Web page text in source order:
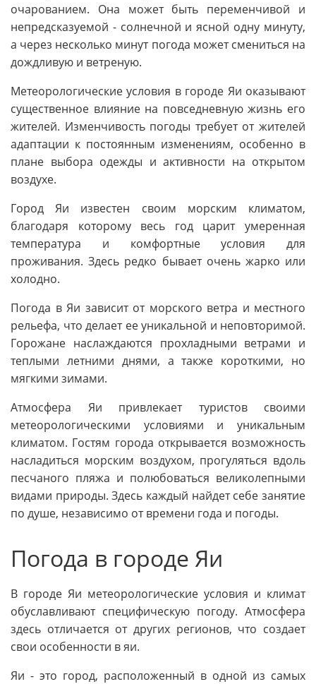
очарованием. Она может быть переменчивой и
непредсказуемой - солнечной и ясной одну минуту,
а через несколько минут погода может смениться на
дождливую и ветреную.
Метеорологические условия в городе Яи оказывают
существенное влияние на повседневную жизнь его
жителей. Изменчивость погоды требует от жителей
адаптации к постоянным изменениям, особенно в
плане выбора одежды и активности на открытом
воздухе.
Город Яи известен своим морским климатом,
благодаря которому весь год царит умеренная
температура и комфортные условия для
проживания. Здесь редко бывает очень жарко или
холодно.
Погода в Яи зависит от морского ветра и местного
рельефа, что делает ее уникальной и неповторимой.
Горожане наслаждаются прохладными ветрами и
теплыми летними днями, а также короткими, но
мягкими зимами.
Атмосфера Яи привлекает туристов своими
метеорологическими условиями и уникальным
климатом. Гостям города открывается возможность
насладиться морским воздухом, прогуляться вдоль
песчаного пляжа и полюбоваться великолепными
видами природы. Здесь каждый найдет себе занятие
по душе, независимо от времени года и погоды.
Погода в городе Яи
В городе Яи метеорологические условия и климат
обуславливают специфическую погоду. Атмосфера
здесь отличается от других регионов, что создает
свои особенности в яи.
Яи - это город, расположенный в одной из самых